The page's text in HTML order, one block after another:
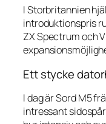
I Storbritannien
introduktionspris
ZX Spectrum och
Ett stycke
I dag är Sord M5
intressant